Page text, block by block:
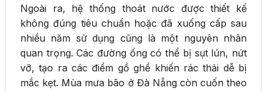
Ngoài ra, hệ thống thoát nước được thiết kế
không đúng tiêu chuẩn hoặc đã xuống cấp sau
nhiều năm sử dụng cũng là một nguyên nhân
quan trọng. Các đường ống có thể bị sụt lún, nứt
vỡ, tạo ra các điểm gồ ghề khiến rác thải dễ bị
mắc kẹt. Mùa mưa bão ở Đà Nẵng còn cuốn theo